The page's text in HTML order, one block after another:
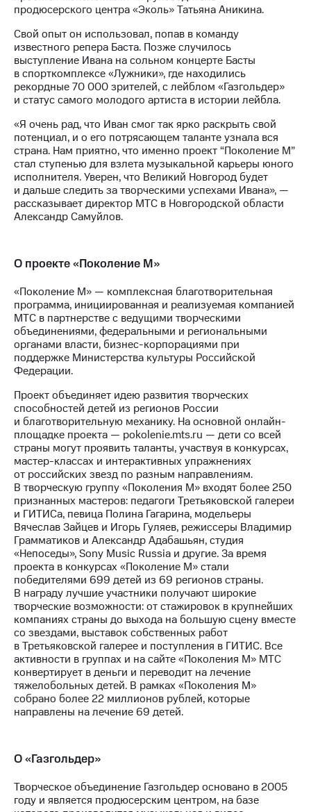
кабинет
Акционерный
капитал
Контроль
и
аудит
Рынок
акций
Описание
Программа
приобретения
Порядок
выкупа
акций
Дивиденды
Еврооблигации-2023
Уведомление
о
погашении
именных
облигаций
Другое
Регистратор
Реквизиты
Контакты
развитие
деловая этика
На главную
продюсерского центра «Эколь» Татьяна Аникина.
Свой опыт он использовал, попав в команду
известного репера Баста. Позже случилось
выступление Ивана на сольном концерте Басты
в спорткомплексе «Лужники», где находились
рекордные 70 000 зрителей, с лейблом «Газгольдер»
и статус самого молодого артиста в истории лейбла.
«Я очень рад, что Иван смог так ярко раскрыть свой
потенциал, и о его потрясающем таланте узнала вся
страна. Нам приятно, что именно проект “Поколение М”
стал ступенью для взлета музыкальной карьеры юного
исполнителя. Уверен, что Великий Новгород будет
и дальше следить за творческими успехами Ивана», —
рассказывает директор МТС в Новгородской области
Александр Самуйлов.
О проекте «Поколение М»
«Поколение М» — комплексная благотворительная
программа, инициированная и реализуемая компанией
МТС в партнерстве с ведущими творческими
объединениями, федеральными и региональными
органами власти, бизнес-корпорациями при
поддержке Министерства культуры Российской
Федерации.
Проект объединяет идею развития творческих
способностей детей из регионов России
и благотворительную механику. На основной онлайн-
площадке проекта — pokolenie.mts.ru — дети со всей
страны могут проявить таланты, участвуя в конкурсах,
мастер-классах и интерактивных упражнениях
от российских звезд по разным направлениям.
В творческую группу «Поколения М» входят более 250
признанных мастеров: педагоги Третьяковской галереи
и ГИТИСа, певица Полина Гагарина, модельеры
Вячеслав Зайцев и Игорь Гуляев, режиссеры Владимир
Грамматиков и Александр Адабашьян, студия
«Непоседы», Sony Music Russia и другие. За время
проекта в конкурсах «Поколение М» стали
победителями 699 детей из 69 регионов страны.
В награду лучшие участники получают широкие
творческие возможности: от стажировок в крупнейших
компаниях страны до выхода на большую сцену вместе
со звездами, выставок собственных работ
в Третьяковской галерее и поступления в ГИТИС. Все
активности в группах и на сайте «Поколения М» МТС
конвертирует в деньги и переводит на лечение
тяжелобольных детей. В рамках «Поколения М»
собрано более 22 миллионов рублей, которые
направлены на лечение 69 детей.
О «Газгольдер»
Творческое объединение Газгольдер основано в 2005
году и является продюсерским центром, на базе